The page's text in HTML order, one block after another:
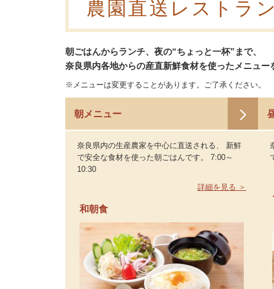
農園直送レストラ
朝ごはんからランチ、夜の“ちょっと一杯”まで、
奈良県内各地からの産直新鮮食材を使ったメニュー
※メニューは変更することがあります。ご了承ください。
朝メニュー
奈良県内の生産農家を中心に直送される、 新鮮
で安全な食材を使った朝ごはんです。 7:00～
10:30
詳細を見る ＞
和朝食